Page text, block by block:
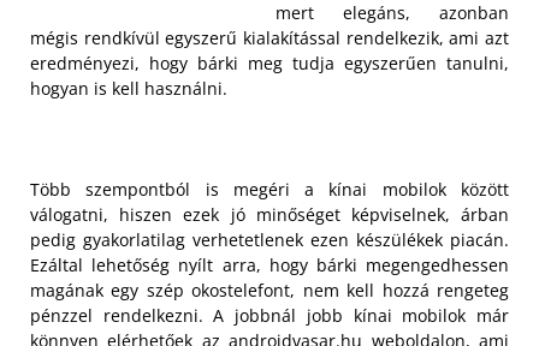
mert elegáns, azonban
mégis rendkívül egyszerű kialakítással rendelkezik, ami azt
eredményezi, hogy bárki meg tudja egyszerűen tanulni,
hogyan is kell használni.
Több szempontból is megéri a kínai mobilok között
válogatni, hiszen ezek jó minőséget képviselnek, árban
pedig gyakorlatilag verhetetlenek ezen készülékek piacán.
Ezáltal lehetőség nyílt arra, hogy bárki megengedhessen
magának egy szép okostelefont, nem kell hozzá rengeteg
pénzzel rendelkezni. A jobbnál jobb kínai mobilok már
könnyen elérhetőek az androidvasar.hu weboldalon, ami